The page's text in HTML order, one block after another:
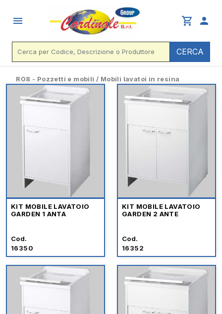
menu shopping_cart person
CERCA
R08 - Pozzetti e mobili / Mobili lavatoi in resina
KIT MOBILE LAVATOIO
GARDEN 1 ANTA
Cod.
16350
KIT MOBILE LAVATOIO
GARDEN 2 ANTE
Cod.
16352